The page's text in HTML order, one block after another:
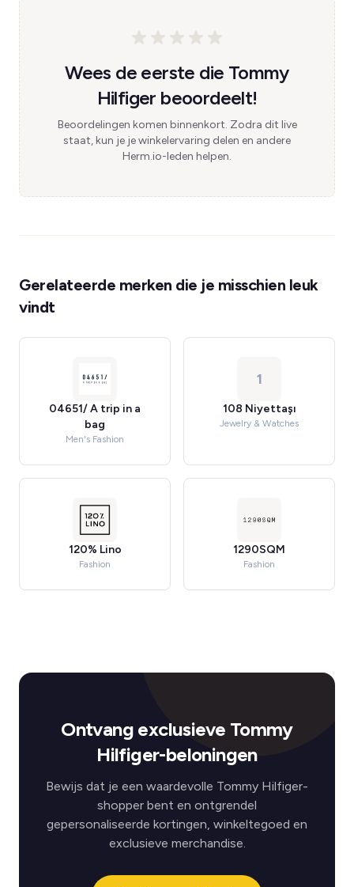
Wees de eerste die Tommy
Hilfiger beoordeelt!
Beoordelingen komen binnenkort. Zodra dit live
staat, kun je je winkelervaring delen en andere
Herm.io-leden helpen.
Gerelateerde merken die je misschien leuk
vindt
04651/ A trip in a
bag
Men's Fashion
1
108 Niyettaşı
Jewelry & Watches
120% Lino
Fashion
1290SQM
Fashion
Ontvang exclusieve Tommy
Hilfiger-beloningen
Bewijs dat je een waardevolle Tommy Hilfiger-
shopper bent en ontgrendel
gepersonaliseerde kortingen, winkeltegoed en
exclusieve merchandise.